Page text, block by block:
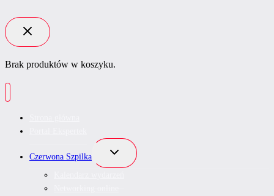
Brak produktów w koszyku.
Czerwona Szpilka
Przełącz
podrzędne